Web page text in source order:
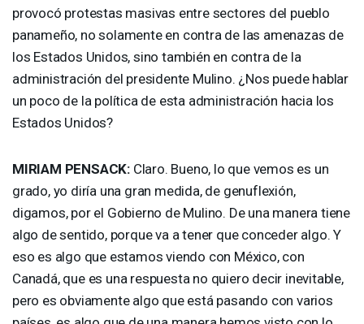
provocó protestas masivas entre sectores del pueblo
panameño, no solamente en contra de las amenazas de
los Estados Unidos, sino también en contra de la
administración del presidente Mulino. ¿Nos puede hablar
un poco de la política de esta administración hacia los
Estados Unidos?
MIRIAM PENSACK: Claro. Bueno, lo que vemos es un
grado, yo diría una gran medida, de genuflexión,
digamos, por el Gobierno de Mulino. De una manera tiene
algo de sentido, porque va a tener que conceder algo. Y
eso es algo que estamos viendo con México, con
Canadá, que es una respuesta no quiero decir inevitable,
pero es obviamente algo que está pasando con varios